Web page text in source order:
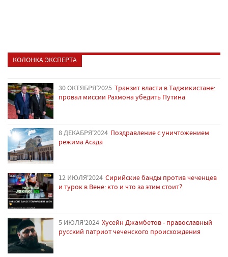
КОЛОНКА ЭКСПЕРТА
30 ОКТЯБРЯ'2025 Транзит власти в Таджикистане:
провал миссии Рахмона убедить Путина
8 ДЕКАБРЯ'2024 Поздравление с уничтожением
режима Асада
12 ИЮЛЯ'2024 Сирийские банды против чеченцев
и турок в Вене: кто и что за этим стоит?
5 ИЮЛЯ'2024 Хусейн Джамбетов - православный
русский патриот чеченского происхождения